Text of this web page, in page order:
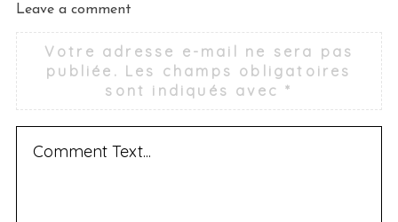
Leave a comment
Votre adresse e-mail ne sera pas
publiée. Les champs obligatoires
sont indiqués avec*